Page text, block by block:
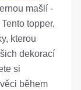
mašlí -
topper,
kterou
dekorací
si
během